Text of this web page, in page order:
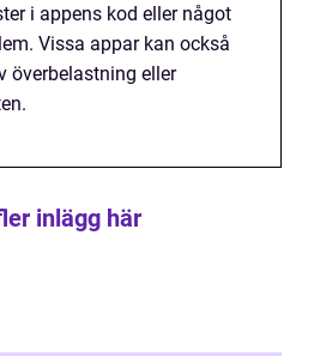
i appens kod eller något
Vissa appar kan också
överbelastning eller
inlägg här